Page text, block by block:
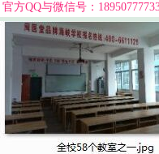
官方QQ与微信号：